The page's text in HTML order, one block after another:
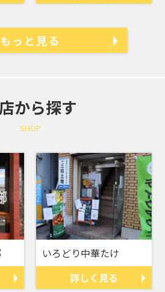
もっと見る
から探す
SHOP
いろどり中華たけ
詳しく見る